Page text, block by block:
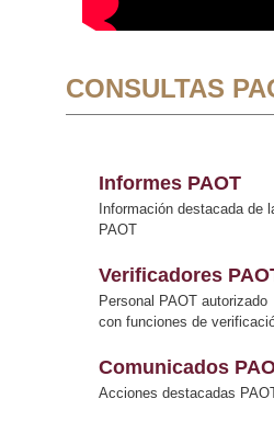
CONSULTAS
Informes PAOT
Información destacada de
PAOT
Verificadores
Personal PAOT autorizado
con funciones de
Comunicados
Acciones destacadas